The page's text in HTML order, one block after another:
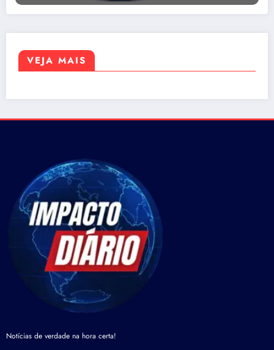
VEJA MAIS
Notícias de verdade na hora certa!